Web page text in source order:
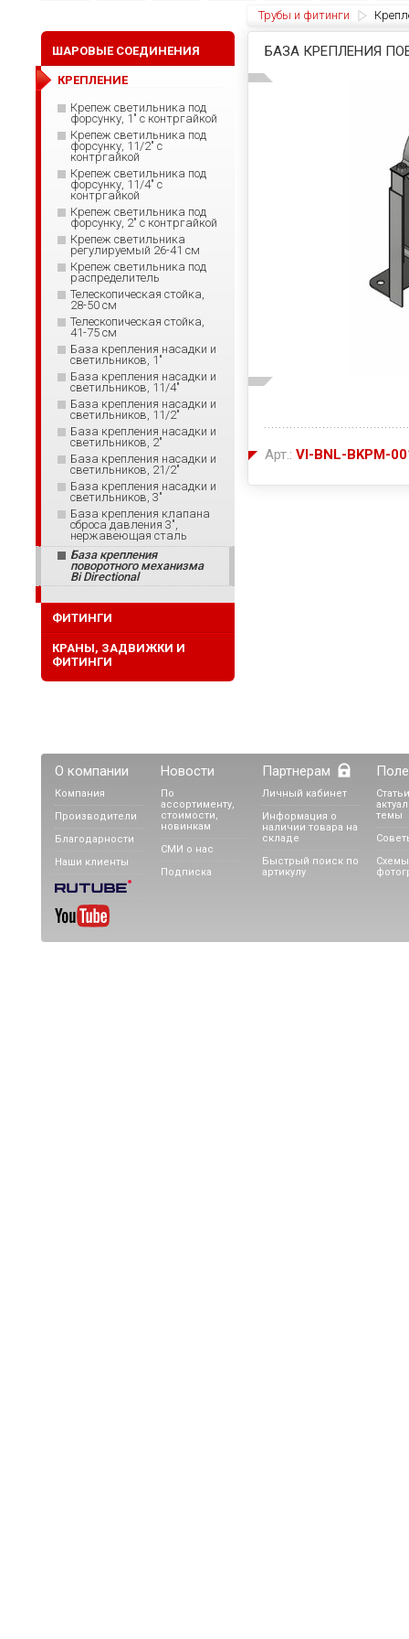
Трубы и фитинги
БАЗА КРЕПЛЕНИЯ
Арт.: VI-BNL-BKPM-
ШАРОВЫЕ СОЕДИНЕНИЯ
КРЕПЛЕНИЕ
Крепеж светильника под
форсунку, 1" с контргайкой
Крепеж светильника под
форсунку, 11/2" с
контргайкой
Крепеж светильника под
форсунку, 11/4" с
контргайкой
Крепеж светильника под
форсунку, 2" с контргайкой
Крепеж светильника
регулируемый 26-41 см
Крепеж светильника под
распределитель
Телескопическая стойка,
28-50 см
Телескопическая стойка,
41-75 см
База крепления насадки и
светильников, 1"
База крепления насадки и
светильников, 11/4"
База крепления насадки и
светильников, 11/2"
База крепления насадки и
светильников, 2"
База крепления насадки и
светильников, 21/2"
База крепления насадки и
светильников, 3"
База крепления клапана
сброса давления 3",
нержавеющая сталь
База крепления
поворотного механизма
Bi Directional
ФИТИНГИ
КРАНЫ, ЗАДВИЖКИ И
ФИТИНГИ
О компании
Компания
Производители
Благодарности
Наши клиенты
Новости
По
ассортименту,
стоимости,
новинкам
СМИ о нас
Подписка
Партнерам
Личный кабинет
Информация о
наличии товара на
складе
Быстрый поиск по
артикулу
темы